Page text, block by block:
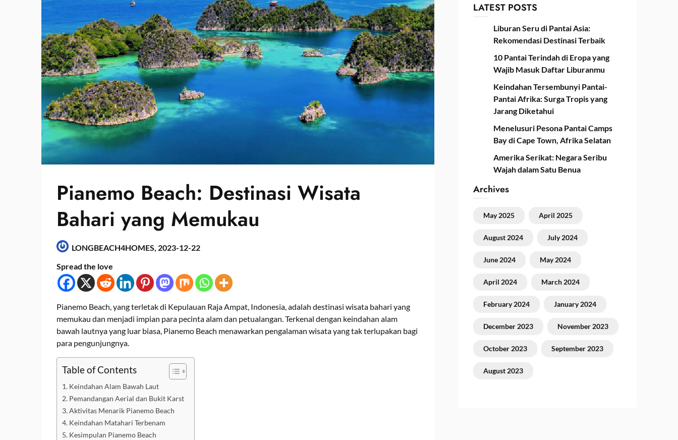
Pianemo Beach: Destinasi Wisata
Bahari yang Memukau
LONGBEACH4HOMES, 2023-12-22
Spread the love
Pianemo Beach, yang terletak di Kepulauan Raja Ampat, Indonesia, adalah destinasi wisata bahari yang
memukau dan menjadi impian para pecinta alam dan petualangan. Terkenal dengan keindahan alam
bawah lautnya yang luar biasa, Pianemo Beach menawarkan pengalaman wisata yang tak terlupakan bagi
para pengunjungnya.
Table of Contents
Keindahan Alam Bawah Laut
Pemandangan Aerial dan Bukit Karst
Aktivitas Menarik Pianemo Beach
Keindahan Matahari Terbenam
Kesimpulan Pianemo Beach
LATEST POSTS
Liburan Seru di Pantai Asia:
Rekomendasi Destinasi Terbaik
10 Pantai Terindah di Eropa yang
Wajib Masuk Daftar Liburanmu
Keindahan Tersembunyi Pantai-
Pantai Afrika: Surga Tropis yang
Jarang Diketahui
Menelusuri Pesona Pantai Camps
Bay di Cape Town, Afrika Selatan
Amerika Serikat: Negara Seribu
Wajah dalam Satu Benua
Archives
May 2025 April 2025
August 2024 July 2024
June 2024 May 2024
April 2024 March 2024
February 2024 January 2024
December 2023 November 2023
October 2023 September 2023
August 2023